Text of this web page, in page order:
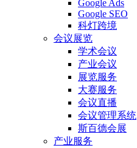
Google Ads
Google SEO
科灯跨境
会议展览
学术会议
产业会议
展览服务
大赛服务
会议直播
会议管理系统
斯百德会展
产业服务